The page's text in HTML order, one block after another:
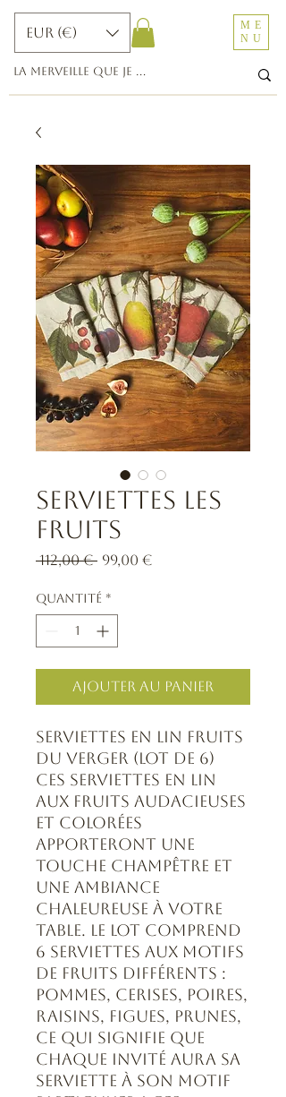
EUR (€)
ME
NU
Serviettes les
fruits
112,00 € Prix
99,00 €
Quantité *
Ajouter au panier
Serviettes en lin FRUITS
DU VERGER (lot de 6)
Ces serviettes en lin
aux fruits audacieuses
et colorées
apporteront une
touche champêtre et
une ambiance
chaleureuse à votre
table. Le lot comprend
6 serviettes aux motifs
de fruits différents :
pommes, cerises, poires,
raisins, figues, prunes,
ce qui signifie que
chaque invité aura sa
serviette à son motif